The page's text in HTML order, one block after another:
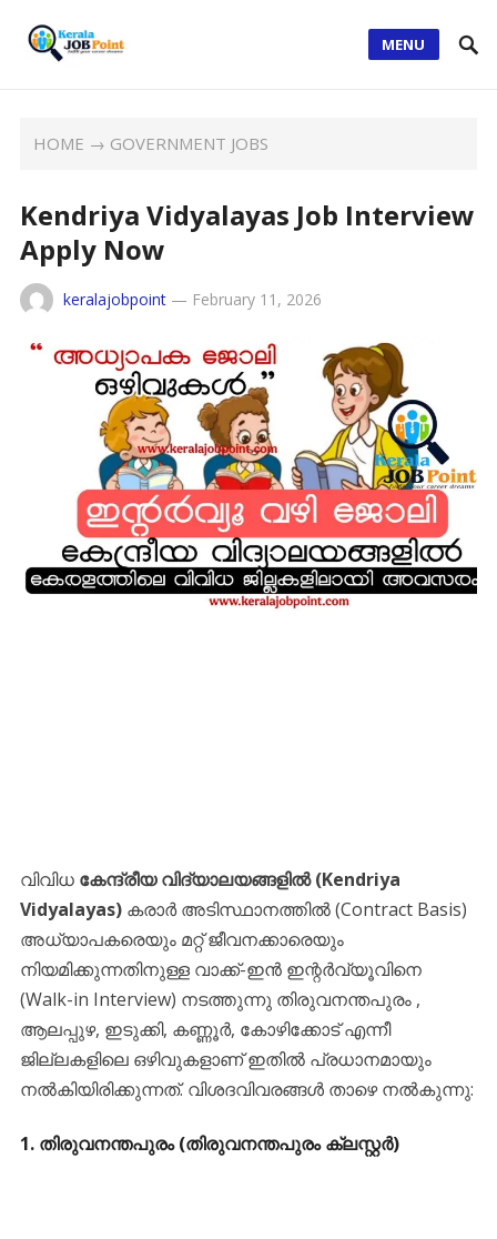
MENU
HOME → GOVERNMENT JOBS
Kendriya Vidyalayas Job Interview
Apply Now
keralajobpoint— February 11, 2026
വിവിധ കേന്ദ്രീയ വിദ്യാലയങ്ങളിൽ (Kendriya
Vidyalayas)കരാർ അടിസ്ഥാനത്തിൽ (Contract Basis)
അധ്യാപകരെയും മറ്റ് ജീവനക്കാരെയും
നിയമിക്കുന്നതിനുള്ള വാക്ക്-ഇൻ ഇന്റർവ്യൂവിനെ
(Walk-in Interview) നടത്തുന്നു തിരുവനന്തപുരം ,
ആലപ്പുഴ, ഇടുക്കി, കണ്ണൂർ, കോഴിക്കോട് എന്നീ
ജില്ലകളിലെ ഒഴിവുകളാണ് ഇതിൽ പ്രധാനമായും
നൽകിയിരിക്കുന്നത്. വിശദവിവരങ്ങൾ താഴെ നൽകുന്നു:
1. തിരുവനന്തപുരം (തിരുവനന്തപുരം ക്ലസ്റ്റർ)